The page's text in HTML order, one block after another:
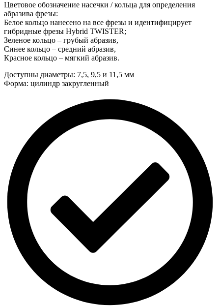
Цветовое обозначение насечки / кольца для определения
абразива фрезы:
Белое кольцо нанесено на все фрезы и идентифицирует
гибридные фрезы Hybrid TWISTER;
Зеленое кольцо – грубый абразив,
Синее кольцо – средний абразив,
Красное кольцо – мягкий абразив.
Доступны диаметры: 7,5, 9,5 и 11,5 мм
Форма: цилиндр закругленный